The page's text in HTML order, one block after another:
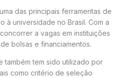
das principais ferramentas de
à universidade no Brasil. Com a
a vagas em instituições
bolsas e financiamentos.
também tem sido utilizado por
como critério de seleção